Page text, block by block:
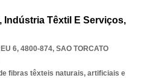
Indústria Têxtil E Serviços,
6, 4800-874, SAO TORCATO
fibras têxteis naturais, artificiais e